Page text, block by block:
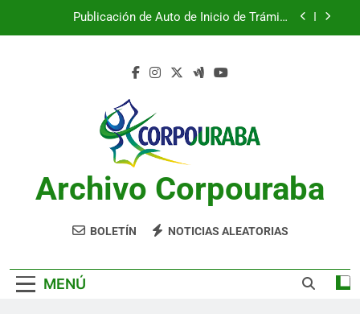
Publicación de Auto de Inicio de Trámite
Notificación por aviso
Publicación de Auto de Inicio de Trámite
Publicación de Auto de Inicio de Trámite
CITACIONES
Archivo Corpouraba
BOLETÍN NOTICIAS ALEATORIAS
MENÚ